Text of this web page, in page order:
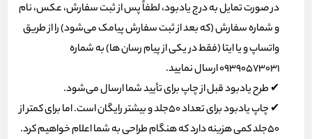
در صورت تمایل به درج یادبود، لطفاً پس از ثبت سفارش، عکس، نام
و شماره سفارش (که بعد از ثبت سفارش پیامک می‌شود) را از طریق
واتساپ و یا ایتا (فقط در یکی از پیام رسان ها) به شماره
09390573031 ارسال نمایید.
✔ طرح یادبود قبل از چاپ برای تأیید شما ارسال می‌شود.
✔ چاپ یادبود برای تعداد 50جلد و بیشتر رایگان است. اما برای کمتر از
50جلد کمی هزینه دارد که هنگام طراحی به شما اعلام خواهیم کرد.